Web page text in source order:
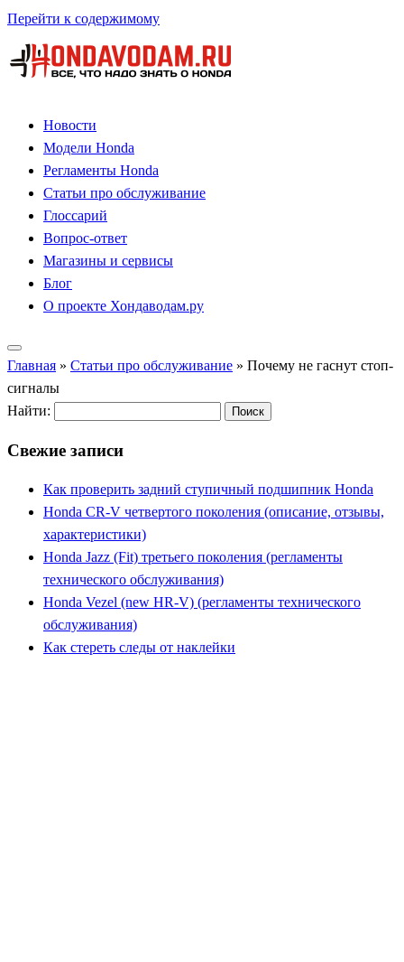
Перейти к содержимому
Новости
Модели Honda
Регламенты Honda
Статьи про обслуживание
Глоссарий
Вопрос-ответ
Магазины и сервисы
Блог
О проекте Хондаводам.ру
Главная » Статьи про обслуживание » Почему не гаснут стоп-
сигналы
Найти:
Свежие записи
Как проверить задний ступичный подшипник Honda
Honda CR-V четвертого поколения (описание, отзывы,
характеристики)
Honda Jazz (Fit) третьего поколения (регламенты
технического обслуживания)
Honda Vezel (new HR-V) (регламенты технического
обслуживания)
Как стереть следы от наклейки